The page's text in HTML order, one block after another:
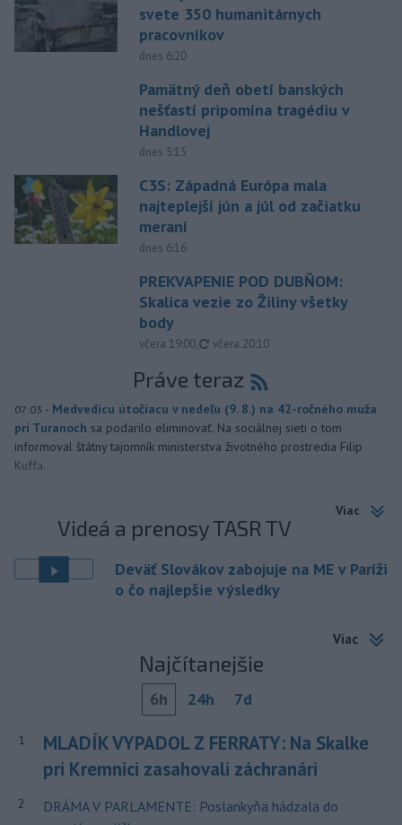
svete 350 humanitárnych
pracovníkov
dnes 6:20
Pamätný deň obetí banských
nešťastí pripomína tragédiu v
Handlovej
dnes 5:15
C3S: Západná Európa mala
najteplejší jún a júl od začiatku
meraní
dnes 6:16
PREKVAPENIE POD DUBŇOM:
Skalica vezie zo Žiliny všetky
body
včera 19:00, aktualizované
včera 20:10
Práve teraz
07:03 - Medvedicu útočiacu v nedeľu (9. 8.) na 42-ročného muža
pri Turanoch sa podarilo eliminovať. Na sociálnej sieti o tom
informoval štátny tajomník ministerstva životného prostredia Filip
Kuffa.
Viac
Videá a prenosy TASR TV
Deväť Slovákov zabojuje na ME v Paríži
o čo najlepšie výsledky
Viac
Najčítanejšie
6h 24h 7d
1
MLADÍK VYPADOL Z FERRATY: Na Skalke
pri Kremnici zasahovali záchranári
2
DRÁMA V PARLAMENTE: Poslankyňa hádzala do